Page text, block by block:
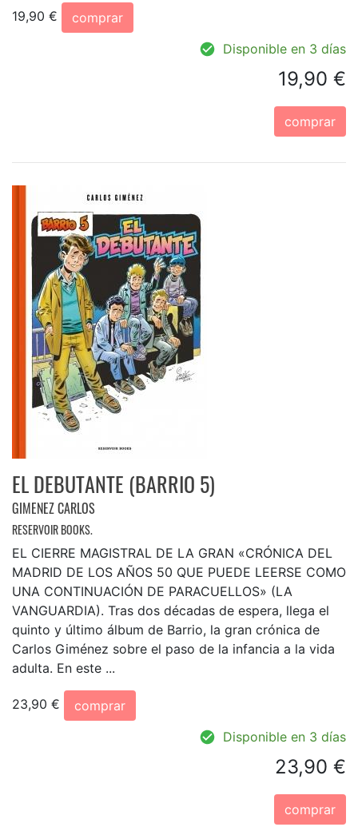
19,90 €
comprar
Disponible en 3 días
19,90 €
comprar
EL DEBUTANTE (BARRIO 5)
GIMENEZ CARLOS
RESERVOIR BOOKS.
EL CIERRE MAGISTRAL DE LA GRAN «CRÓNICA DEL
MADRID DE LOS AÑOS 50 QUE PUEDE LEERSE COMO
UNA CONTINUACIÓN DE PARACUELLOS» (LA
VANGUARDIA). Tras dos décadas de espera, llega el
quinto y último álbum de Barrio, la gran crónica de
Carlos Giménez sobre el paso de la infancia a la vida
adulta. En este ...
23,90 €
comprar
Disponible en 3 días
23,90 €
comprar